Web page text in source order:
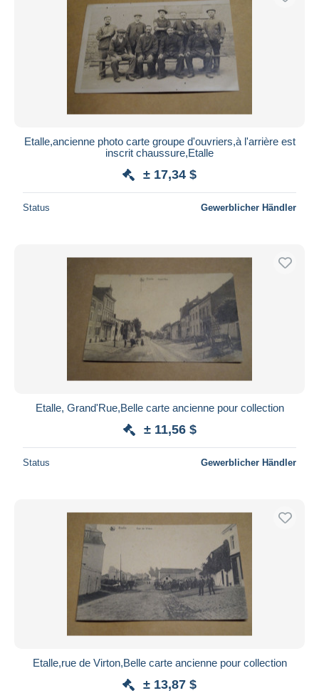
Etalle,ancienne photo carte groupe d'ouvriers,à l'arrière est
inscrit chaussure,Etalle
± 17,34 $
Status Gewerblicher Händler
Etalle, Grand'Rue,Belle carte ancienne pour collection
± 11,56 $
Status Gewerblicher Händler
Etalle,rue de Virton,Belle carte ancienne pour collection
± 13,87 $